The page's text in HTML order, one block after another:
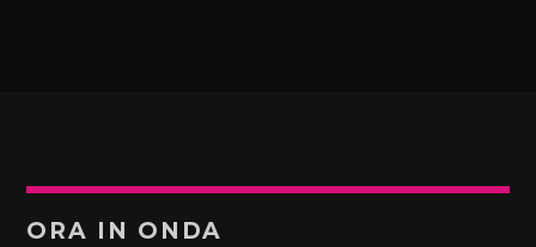
ORA IN ONDA